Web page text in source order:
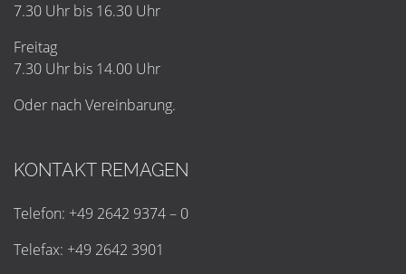
7.30 Uhr bis 16.30 Uhr
Freitag
7.30 Uhr bis 14.00 Uhr
Oder nach Vereinbarung.
KONTAKT REMAGEN
Telefon: +49 2642 9374 – 0
Telefax: +49 2642 3901